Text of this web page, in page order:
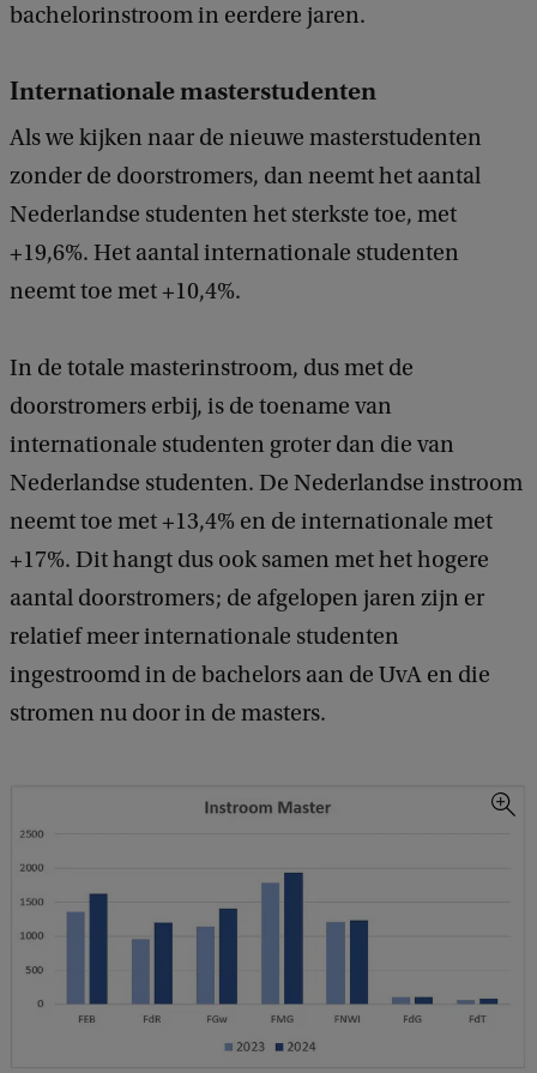
bachelorinstroom in eerdere jaren.
Internationale masterstudenten
Als we kijken naar de nieuwe masterstudenten
zonder de doorstromers, dan neemt het aantal
Nederlandse studenten het sterkste toe, met
+19,6%. Het aantal internationale studenten
neemt toe met +10,4%.
In de totale masterinstroom, dus met de
doorstromers erbij, is de toename van
internationale studenten groter dan die van
Nederlandse studenten. De Nederlandse instroom
neemt toe met +13,4% en de internationale met
+17%. Dit hangt dus ook samen met het hogere
aantal doorstromers; de afgelopen jaren zijn er
relatief meer internationale studenten
ingestroomd in de bachelors aan de UvA en die
stromen nu door in de masters.